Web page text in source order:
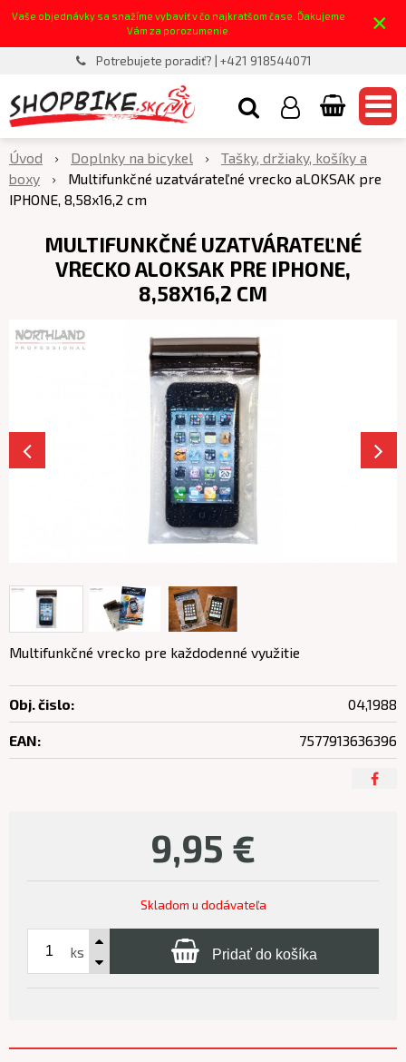
Vaše objednávky sa snažíme vybaviť v čo najkratšom čase. Ďakujeme
Vám za porozumenie.
×
Potrebujete poradiť? | +421 918544071
Úvod Doplnky na bicykel
Tašky, držiaky, košíky a
boxy
Multifunkčné uzatvárateľné vrecko aLOKSAK pre
IPHONE, 8,58x16,2 cm
MULTIFUNKČNÉ UZATVÁRATEĽNÉ
VRECKO ALOKSAK PRE IPHONE,
8,58X16,2 CM
9,95 €
Skladom u dodávateľa
ks Pridať do košíka
Multifunkčné vrecko pre každodenné využitie
Obj. čislo: 04,1988
EAN: 7577913636396